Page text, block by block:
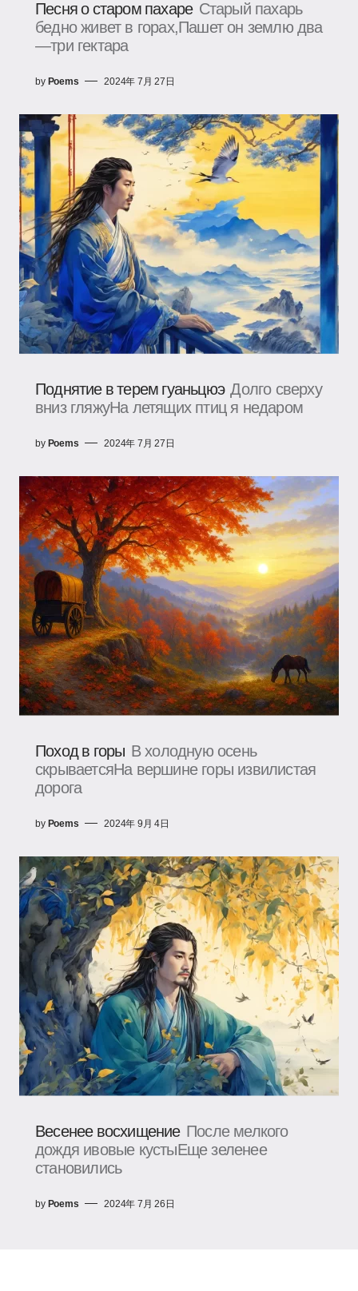
Песня о старом пахаре Старый пахарь
бедно живет в горах,Пашет он землю два
—три гектара
by Poems 2024年 7月 27日
Поднятие в терем гуаньцюэ Долго сверху
вниз гляжуНа летящих птиц я недаром
by Poems 2024年 7月 27日
Поход в горы В холодную осень
скрываетсяНа вершине горы извилистая
дорога
by Poems 2024年 9月 4日
Весенее восхищение После мелкого
дождя ивовые кустыЕще зеленее
становились
by Poems 2024年 7月 26日